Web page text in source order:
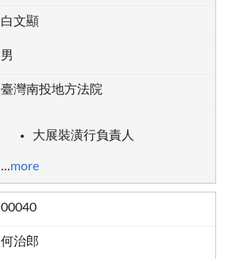
白文顯
男
臺灣南投地方法院
大展裝潢行負責人
...more
00040
何治郎